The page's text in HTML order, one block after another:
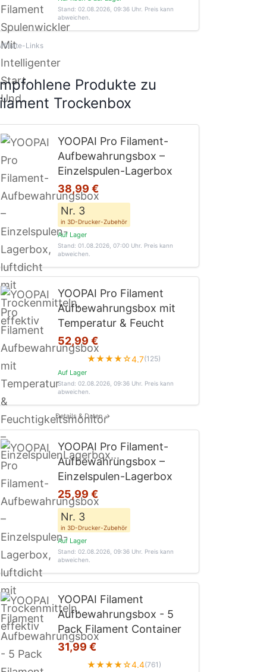
Stand: 02.08.2026, 09:36 Uhr. Preis kann
abweichen.
Links
Produkte zu
Trockenbox
YOOPAI Pro Filament-
Aufbewahrungsbox –
Einzelspulen-Lagerbox
38,99 €
Nr. 3
in 3D-Drucker-Zubehör
Auf Lager
Stand: 01.08.2026, 07:00 Uhr. Preis kann
abweichen.
YOOPAI Pro Filament
Aufbewahrungsbox mit
Temperatur & Feucht
52,99 €
★★★★☆4.7(125)
Auf Lager
Stand: 02.08.2026, 09:36 Uhr. Preis kann
abweichen.
Details & Daten →
YOOPAI Pro Filament-
Aufbewahrungsbox –
Einzelspulen-Lagerbox
25,99 €
Nr. 3
in 3D-Drucker-Zubehör
Auf Lager
Stand: 02.08.2026, 09:36 Uhr. Preis kann
abweichen.
YOOPAI Filament
Aufbewahrungsbox - 5
Pack Filament Container
31,99 €
★★★★☆4.4(761)